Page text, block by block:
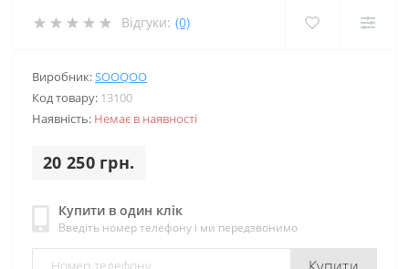
Відгуки: (0)
Виробник:SOOQOO
Код товару: 13100
Наявність: Немає в наявності
20 250 грн.
Купити в один клік
Введіть номер телефону і ми передзвонимо